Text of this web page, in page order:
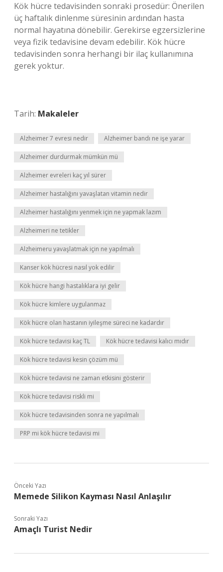
Kök hücre tedavisinden sonraki prosedür: Önerilen
üç haftalık dinlenme süresinin ardından hasta
normal hayatına dönebilir. Gerekirse egzersizlerine
veya fizik tedavisine devam edebilir. Kök hücre
tedavisinden sonra herhangi bir ilaç kullanımına
gerek yoktur.
Tarih: Makaleler
Alzheimer 7 evresi nedir Alzheimer bandı ne işe yarar
Alzheimer durdurmak mümkün mü
Alzheimer evreleri kaç yıl sürer
Alzheimer hastalığını yavaşlatan vitamin nedir
Alzheimer hastalığını yenmek için ne yapmak lazım
Alzheimeri ne tetikler
Alzheimeru yavaşlatmak için ne yapılmalı
Kanser kök hücresi nasıl yok edilir
Kök hücre hangi hastalıklara iyi gelir
Kök hücre kimlere uygulanmaz
Kök hücre olan hastanın iyileşme süreci ne kadardır
Kök hücre tedavisi kaç TL Kök hücre tedavisi kalıcı mıdır
Kök hücre tedavisi kesin çözüm mü
Kök hücre tedavisi ne zaman etkisini gösterir
Kök hücre tedavisi riskli mi
Kök hücre tedavisinden sonra ne yapılmalı
PRP mi kök hücre tedavisi mi
Önceki Yazı
Memede Silikon Kayması Nasıl Anlaşılır
Sonraki Yazı
Amaçlı Turist Nedir